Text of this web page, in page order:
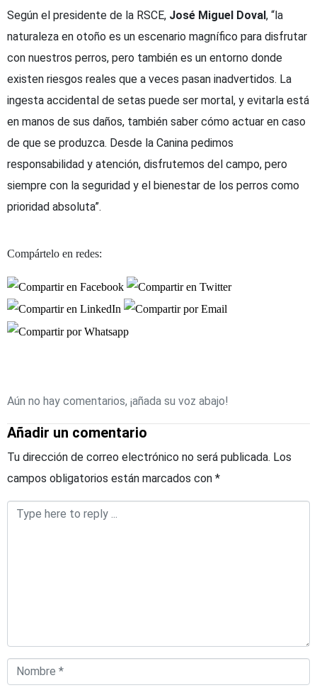
Según el presidente de la RSCE, José Miguel Doval, “la
naturaleza en otoño es un escenario magnífico para disfrutar
con nuestros perros, pero también es un entorno donde
existen riesgos reales que a veces pasan inadvertidos. La
ingesta accidental de setas puede ser mortal, y evitarla está
en manos de sus daños, también saber cómo actuar en caso
de que se produzca. Desde la Canina pedimos
responsabilidad y atención, disfrutemos del campo, pero
siempre con la seguridad y el bienestar de los perros como
prioridad absoluta”.
Compártelo en redes:
Aún no hay comentarios, ¡añada su voz abajo!
Añadir un comentario
Tu dirección de correo electrónico no será publicada. Los
campos obligatorios están marcados con *
Comentario
Nombre
*